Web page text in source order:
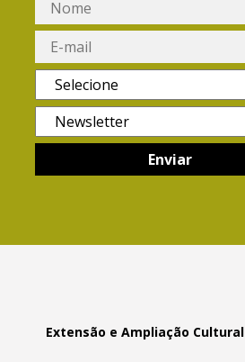
Extensão e Ampliação Cultural